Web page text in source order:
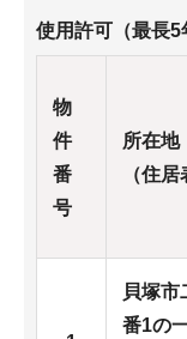
使用許可（最長5
物
件
番
号
所在地
（住居
貝塚市
番1の